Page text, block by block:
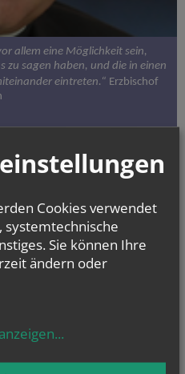
allem eine Möglichkeit sein,
zu sagen haben, und die in einen
eintreten.“ Erzbischof
Cookies verwendet
systemtechnische
Sie können Ihre
ändern oder
...